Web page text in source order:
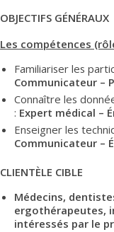
OBJECTIFS GÉNÉRAUX
Les compétences
Familiariser les
Communicateur –
Connaître les
: Expert médical –
Enseigner les
Communicateur –
CLIENTÈLE CIBLE
Médecins,
ergothérapeutes,
intéressés par le